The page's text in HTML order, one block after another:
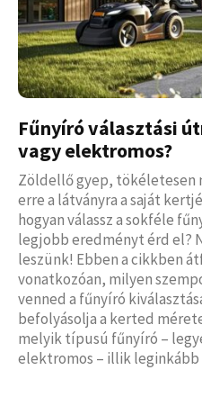
Fűnyíró választási
vagy elektromos?
Zöldellő gyep, tökéletesen
erre a látványra a saját
hogyan válassz a sokféle
legjobb eredményt érd el?
leszünk! Ebben a cikkben
vonatkozóan, milyen
venned a fűnyíró
befolyásolja a kerted
melyik típusú fűnyíró –
elektromos – illik leginkább